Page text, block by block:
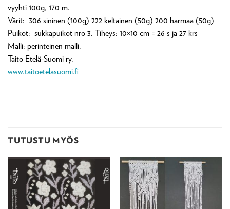
vyyhti 100g, 170 m.
Värit: 306 sininen (100g) 222 keltainen (50g) 200 harmaa (50g)
Puikot: sukkapuikot nro 3. Tiheys: 10×10 cm = 26 s ja 27 krs
Malli: perinteinen malli.
Taito Etelä-Suomi ry.
www.taitoetelasuomi.fi
TUTUSTU MYÖS